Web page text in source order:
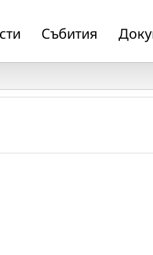
Събития